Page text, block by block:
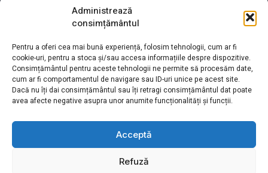
Administrează
consimțământul
Pentru a oferi cea mai bună experiență, folosim tehnologii, cum ar fi
cookie-uri, pentru a stoca și/sau accesa informațiile despre dispozitive.
Consimțământul pentru aceste tehnologii ne permite să procesăm date,
cum ar fi comportamentul de navigare sau ID-uri unice pe acest site.
Dacă nu îți dai consimțământul sau îți retragi consimțământul dat poate
avea afecte negative asupra unor anumite funcționalități și funcții.
Acceptă
Refuză
Powered byTNT Computers&City Manager